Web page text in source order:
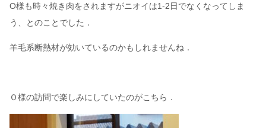
O様も時々焼き肉をされますがニオイは1-2日でなくなってしま
う、とのことでした．
羊毛系断熱材が効いているのかもしれませんね．
Ｏ様の訪問で楽しみにしていたのがこちら．